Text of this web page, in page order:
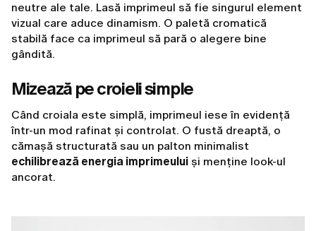
neutre ale tale. Lasă imprimeul să fie singurul element
vizual care aduce dinamism. O paletă cromatică
stabilă face ca imprimeul să pară o alegere bine
gândită.
Mizează pe croieli simple
Când croiala este simplă, imprimeul iese în evidență
într-un mod rafinat și controlat. O fustă dreaptă, o
cămașă structurată sau un palton minimalist
echilibrează energia imprimeului și menține look-ul
ancorat.